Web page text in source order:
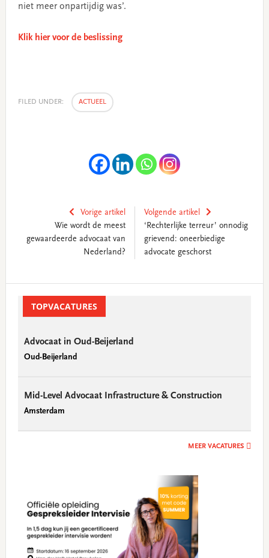
niet meer onpartijdig was’.
Klik hier voor de beslissing
FILED UNDER: ACTUEEL
Vorige artikel
Wie wordt de meest
gewaardeerde advocaat van
Nederland?
Volgende artikel
‘Rechterlijke terreur’ onnodig
grievend: oneerbiedige
advocate geschorst
SidebarTOPVACATURES
Advocaat in Oud-Beijerland
Oud-Beijerland
Mid-Level Advocaat Infrastructure & Construction
Amsterdam
MEER VACATURES